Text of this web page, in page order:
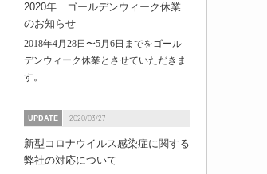
2020年 ゴールデンウィーク休業
のお知らせ
2018年4月28日〜5月6日までをゴール
デンウィーク休業とさせていただきま
す。
UPDATE 2020/03/27
新型コロナウイルス感染症に関する
弊社の対応について